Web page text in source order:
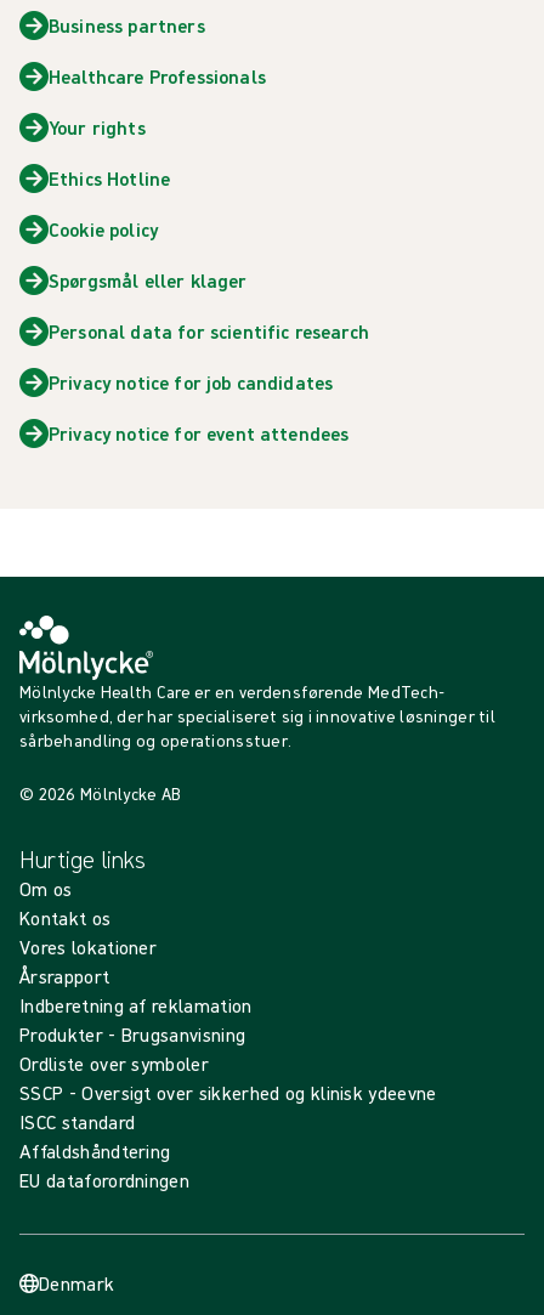
Business partners
Healthcare Professionals
Your rights
Ethics Hotline
Cookie policy
Spørgsmål eller klager
Personal data for scientific research
Privacy notice for job candidates
Privacy notice for event attendees
Mölnlycke Health Care er en verdensførende MedTech-
virksomhed, der har specialiseret sig i innovative løsninger til
sårbehandling og operationsstuer.
© 2026 Mölnlycke AB
Hurtige links
Om os
Kontakt os
Vores lokationer
Årsrapport
Indberetning af reklamation
Produkter - Brugsanvisning
Ordliste over symboler
SSCP - Oversigt over sikkerhed og klinisk ydeevne
ISCC standard
Affaldshåndtering
EU dataforordningen
Denmark